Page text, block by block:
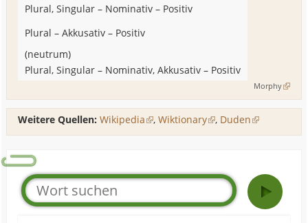
Plural, Singular – Nominativ – Positiv
Plural –Akkusativ – Positiv
(neutrum)
Plural, Singular – Nominativ, Akkusativ – Positiv
Morphy
Weitere Quellen: Wikipedia ,Wiktionary , Duden